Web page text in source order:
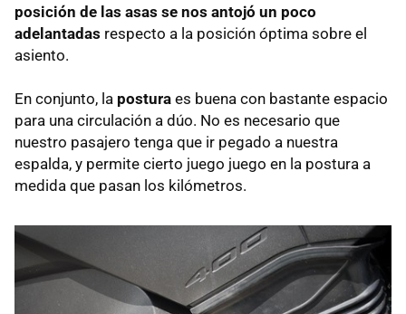
posición de las asas se nos antojó un poco
adelantadas respecto a la posición óptima sobre el
asiento.
En conjunto, la postura es buena con bastante espacio
para una circulación a dúo. No es necesario que
nuestro pasajero tenga que ir pegado a nuestra
espalda, y permite cierto juego juego en la postura a
medida que pasan los kilómetros.